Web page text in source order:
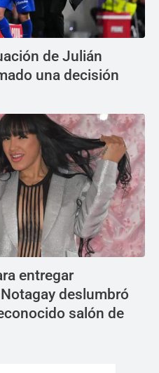
de Julián
una decisión
entregar
deslumbró
salón de